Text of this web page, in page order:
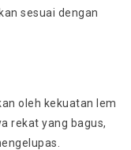
sesuai dengan
oleh kekuatan lem
rekat yang bagus,